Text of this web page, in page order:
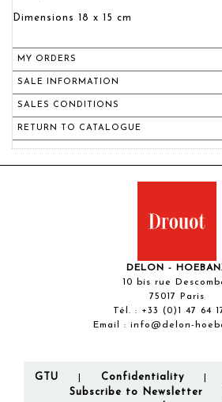
Dimensions 18 x 15 cm
MY ORDERS
SALE INFORMATION
SALES CONDITIONS
RETURN TO CATALOGUE
DELON -
10 bis rue
75017 Paris
Tél. : +33 (0)1 47 64
Email : info@delon-
GTU Confidentiality
Subscribe to Newsletter